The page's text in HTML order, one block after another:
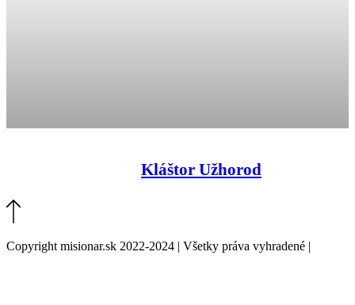
Kláštor Užhorod
Copyright misionar.sk 2022-2024 | Všetky práva vyhradené |